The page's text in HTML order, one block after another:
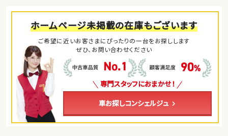
ホームページ未掲載の在庫もございます
ご希望に近いお客さまにぴったりの一台をお探しします
ぜひ、お問い合わせください
専門スタッフにおまかせ！
車お探しコンシェルジュ